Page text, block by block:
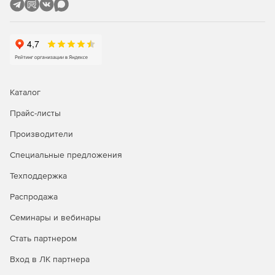
Финско-русский словарь – 14 000 статей.
статей.
статей.
по пиву – 15 000 статей.
Новый русско-турецкий словарь – 100 000 статей.
Каталог
Прайс-листы
Производители
Специальные предложения
Техподдержка
Распродажа
Семинары и вебинары
Стать партнером
Вход в ЛК партнера